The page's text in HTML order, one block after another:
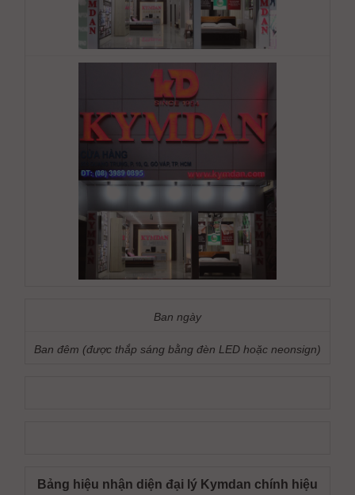
Ban ngày
Ban đêm (được thắp sáng bằng đèn LED hoặc neonsign)
Bảng hiệu nhận diện đại lý Kymdan chính hiệu